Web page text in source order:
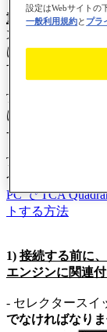
重要：
Xbox ゲーム機で
は、TCA
す。
TCA Quadrant
は、ユーザーズ
-
TCA Quadrant
合は、この2番目
PC で TCA
トする方法
1) 接続する前に
エンジンに関連
- セレクタースイ
でなければなりま
設定はWebサイトの
一般利用規約と プラ